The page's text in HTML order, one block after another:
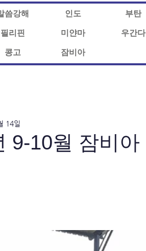
씀강해 인도 부탄
필리핀 미얀마 우간다
콩고 잠비아
9-10월 잠비아
14일